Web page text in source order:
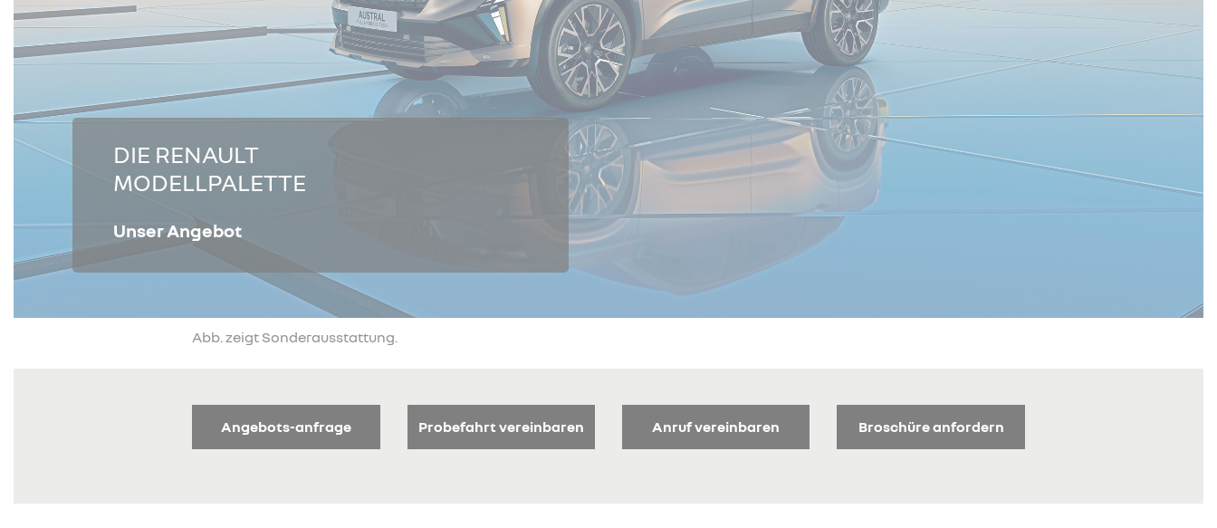
DIE RENAULT
MODELLPALETTE
Unser Angebot
Abb. zeigt Sonderausstattung.
Angebots-anfrage Probefahrt vereinbaren Anruf vereinbaren Broschüre anfordern